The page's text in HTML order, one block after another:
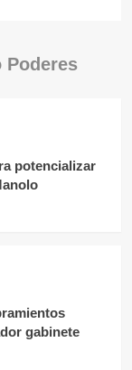
potencializar
gabinete